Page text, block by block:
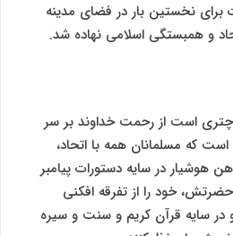
نخستین بار در فضای مدینه
و همبستگی اسلامی نهاده شد.
است از رحمت خداوند بر سر
که مسلمانان همه با اتحاد،
هوشیار در سایه دستورات پیامبر
خود را از تفرقه افکنی
و در سایه قرآن کریم و سنت و سیره